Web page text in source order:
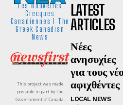
Les Nouvelles
Grecques
Canadiennes I The
Greek Canadian
News
This project was made
possible in part by the
Government of Canada.
LATEST
ARTICLES
Νέες
ανησυχίες
για τους
αφιχθέντες
LOCAL NEWS